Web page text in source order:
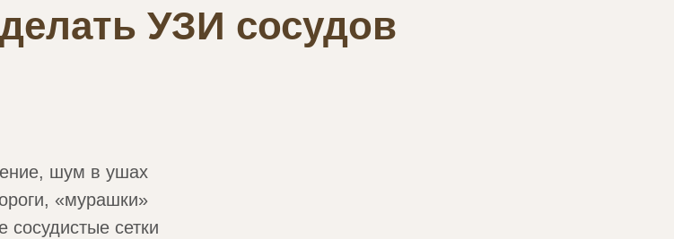
УЗИ сосудов
шум в ушах
«мурашки»
сосудистые сетки